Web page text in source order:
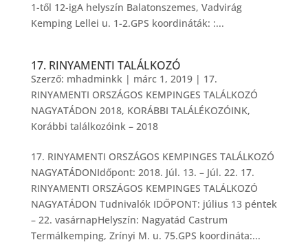
1-től 12-igA helyszín Balatonszemes, Vadvirág
Kemping Lellei u. 1-2.GPS koordináták: :...
17. RINYAMENTI TALÁLKOZÓ
Szerző: mhadminkk| márc 1, 2019| 17.
RINYAMENTI ORSZÁGOS KEMPINGES TALÁLKOZÓ
NAGYATÁDON 2018, KORÁBBI TALÁLÉKOZÓINK,
Korábbi találkozóink – 2018
17. RINYAMENTI ORSZÁGOS KEMPINGES TALÁLKOZÓ
NAGYATÁDONIdőpont: 2018. Júl. 13. – Júl. 22. 17.
RINYAMENTI ORSZÁGOS KEMPINGES TALÁLKOZÓ
NAGYATÁDON Tudnivalók IDŐPONT: július 13 péntek
– 22. vasárnapHelyszín: Nagyatád Castrum
Termálkemping, Zrínyi M. u. 75.GPS koordináta:...